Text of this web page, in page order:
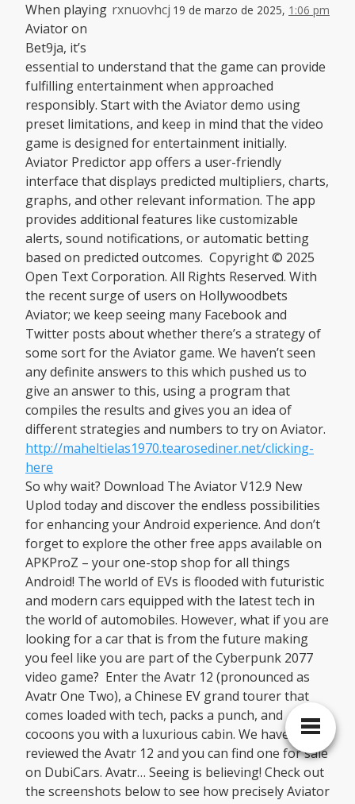
rxnuovhcj 19 de marzo de 2025, 1:06 pm
When playing
Aviator on
Bet9ja, it’s
essential to understand that the game can provide
fulfilling entertainment when approached
responsibly. Start with the Aviator demo using
preset limitations, and keep in mind that the video
game is designed for entertainment initially.
Aviator Predictor app offers a user-friendly
interface that displays predicted multipliers, charts,
graphs, and other relevant information. The app
provides additional features like customizable
alerts, sound notifications, or automatic betting
based on predicted outcomes. Copyright © 2025
Open Text Corporation. All Rights Reserved. With
the recent surge of users on Hollywoodbets
Aviator; we keep seeing many Facebook and
Twitter posts about whether there’s a strategy of
some sort for the Aviator game. We haven’t seen
any definite answers to this which pushed us to
give an answer to this, using a program that
compiles the results and gives you an idea of
different strategies and numbers to try on Aviator.
http://maheltielas1970.tearosediner.net/clicking-
here
So why wait? Download The Aviator V12.9 New
Uplod today and discover the endless possibilities
for enhancing your Android experience. And don’t
forget to explore the other free apps available on
APKProZ – your one-stop shop for all things
Android! The world of EVs is flooded with futuristic
and modern cars equipped with the latest tech in
the world of automobiles. However, what if you are
looking for a car that is from the future making
you feel like you are part of the Cyberpunk 2077
video game? Enter the Avatr 12 (pronounced as
Avatr One Two), a Chinese EV grand tourer that
comes loaded with tech, packs a punch, and
cocoons you with a luxurious cabin. We have
reviewed the Avatr 12 and you can find one for sale
on DubiCars. Avatr… Seeing is believing! Check out
the screenshots below to see how precisely Aviator